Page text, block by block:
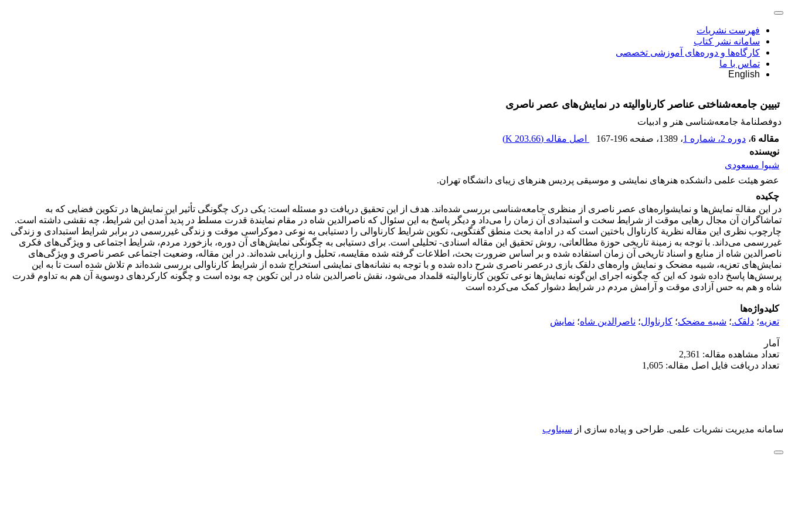
فهرست نشریات
سامانه نشر کتاب
کارگاه‌ها و دوره‌های آموزشی تخصصی
تماس با ما
English
تبیین جامعه‌شناختی عناصر کارناوالیته در نمایش‌های عصر ناصری
دوفصلنامۀ جامعه‌شناسی هنر و ادبیات
مقاله 6
، دوره 2، شماره 1 ، 1389 ، صفحه 167-196 اصل مقاله (203.66 K
)
نویسنده
شیوا مسعودی
عضو هیئت علمی دانشکده هنرهای نمایشی و موسیقی پردیس هنرهای زیبای دانشگاه تهران.
چکیده
در این مقاله نمایش‌ها و نمایشواره‌های عصر ناصری از منظری جامعه‌شناسی بررسی شده‌اند. هدف از این تحقیق دریافت دو مسئله است: یکی درک چگونگی تأثیر این نمایش‌ها در تکوین فضایی که به
تماشاگران آن مجال رهایی موقت از شرایط سخت و استبدادی آن زمان را می‌داد و دیگر پاسخ به این سئوال که ناصرالدین شاه در مقام نمایندة قدرت مسلط در پدید آمدن این شرایط، چه نقشی داشته است.
چارچوب نظری این مقاله نظریة کارناوال باختین است که در ادامة بحث منطق گفتگویی، تکوین شرایط کارناوالی را دستیابی به نوعی دموکراسی موقت و زندگی غیررسمی در برابر شرایط استبدادی و زندگی
غیررسمی می‌داند. با توجه به زمینة تاریخی حوزة مطالعاتی‌، روش تحقیق این مقاله اسنادی- تحلیلی است. برای دستیابی به چگونگی نمایش‌های آن دوره‌، بازخورد مردم، شرایط اجتماعی و ویژگی‌های فکری
ناصرالدین شاه از منابع و اسناد تاریخی آن زمان استفاده شده و بر اساس ضرورت بحث، اطلاعات گرفته شده مقایسه، تحلیل و ارزیابی شده‌اند. در این مقاله، وضعیت اجتماعی عصر ناصری و ویژگی‌ها‌ی
نمایش‌های تعزیه‌، شبیه مضحک و نمایش واره‌های دلقک بازی درعصر ناصری شرح داده شده و با توجه به نشانه‌های نمایشی استخراج شده از شرایط کارناوالی بررسی شده‌اند‌ م تلاش شده است تا به این
پرسش‌ها پاسخ داده شود که این که چگونه اجرای این‌گونه نمایش‌ها نوعی تکوین کارناوالیته قلمداد می‌شود، نقش ناصرالدین شاه در این تکوین چه بوده است و چگونه کارکردهای دوسویة آن هم به تداوم قدرت
شاه و هم به حس آزادی موقت و آرامش مردم در شرایط دشوار کمک می‌کرده است
کلیدواژه‌ها
تعزیه؛ دلقک.؛ شبیه مضحک؛ کارناوال؛ ناصرالدین شاه؛ نمایش
آمار
تعداد مشاهده مقاله: 2,361
تعداد دریافت فایل اصل مقاله: 1,605
سامانه مدیریت نشریات علمی. طراحی و پیاده سازی از سیناوب